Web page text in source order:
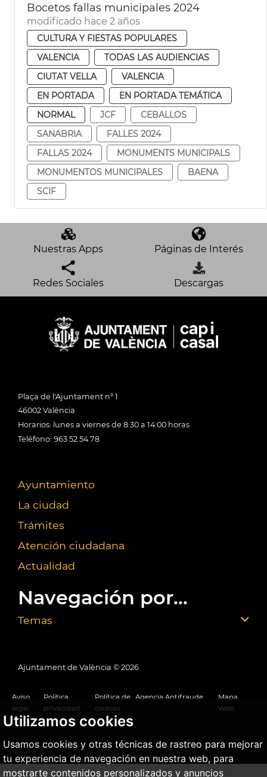
Utilizamos cookies
Usamos cookies y otras técnicas de rastreo para mejorar
tu experiencia de navegación en nuestra web, para
mostrarte contenidos personalizados y anuncios
Bocetos fallas municipales 2024
modificado hace 2 años
CULTURA Y FIESTAS POPULARES
VALENCIA
TODAS LAS AUDIENCIAS
CIUTAT VELLA
VALENCIA
EN PORTADA
EN PORTADA TEMÁTICA
NORMAL
JCF
CEBALLOS
SANABRIA
FALLES 2024
FALLAS 2024
MONUMENTS MUNICIPALS
MONUMENTOS MUNICIPALES
BAENA
SCIF
Nuestras Apps Páginas de Interés
Redes Sociales Descargas
Plaça de l'Ajuntament nº 1
46002 València
Horarios: lunes a viernes de 8:30 a 14:00 horas
Teléfono: 963 52 54 78
Ayuntamiento
La ciudad
Trámites
Atención ciudadana
Actualidad
Navegación por...
Temas
Ajuntament de València © 2026
Aviso
legal
Política
privacidad
Política de
cookies
Agencia Antifraude
Mapa
Web